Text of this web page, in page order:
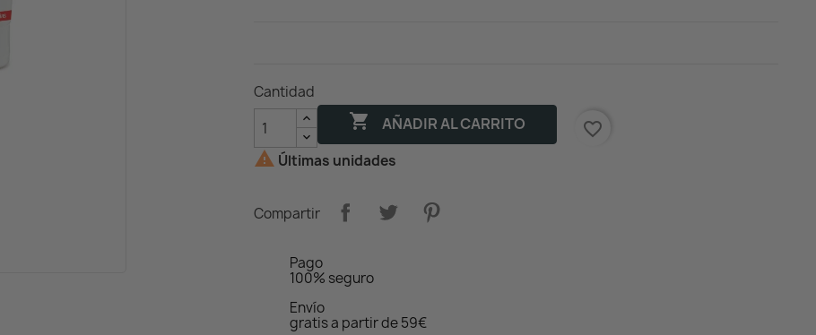
Cantidad
 AÑADIR AL CARRITO
favorite_border
 Últimas unidades
Compartir
Pago
100% seguro
Envío
gratis a partir de 59€